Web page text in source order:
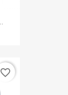
favorite_border